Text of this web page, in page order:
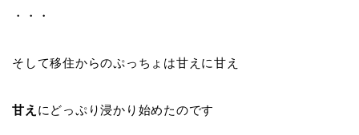
・・・
そして移住からのぷっちょは甘えに甘え
甘え にどっぷり浸かり始めたのです